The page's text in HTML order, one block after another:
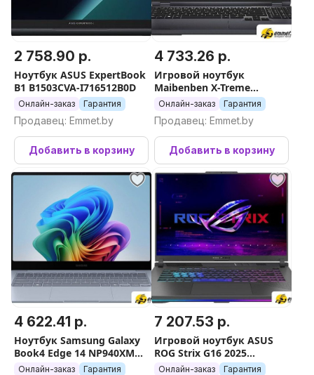
2 758.90 р.
Ноутбук ASUS ExpertBook
B1 B1503CVA-I716512B0D
Онлайн-заказ Гарантия
Продавец: Emmet.by
Добавить в корзину
4 733.26 р.
Игровой ноутбук
Maibenben X-Treme
Typhoon X16C X16C-
R725560F44LG4E10
Онлайн-заказ Гарантия
Продавец: Emmet.by
Добавить в корзину
4 622.41 р.
Ноутбук Samsung Galaxy
Book4 Edge 14 NP940XMA-
KB1HK
Онлайн-заказ Гарантия
7 207.53 р.
Игровой ноутбук ASUS
ROG Strix G16 2025
G614PR-RV092W
Онлайн-заказ Гарантия